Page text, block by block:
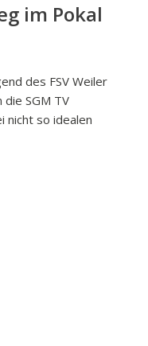
im Pokal
des FSV Weiler
die SGM TV
nicht so idealen